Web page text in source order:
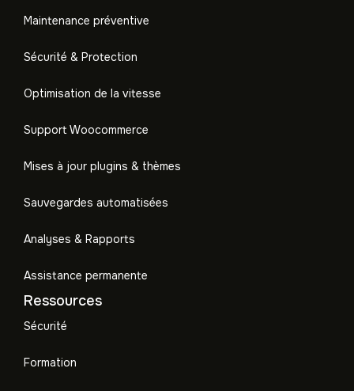
Maintenance préventive
Sécurité & Protection
Optimisation de la vitesse
Support Woocommerce
Mises à jour plugins & thèmes
Sauvegardes automatisées
Analyses & Rapports
Assistance permanente
Ressources
Sécurité
Formation